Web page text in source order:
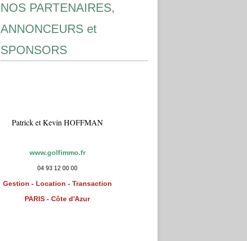
NOS PARTENAIRES,
ANNONCEURS et
SPONSORS
Patrick et Kevin HOFFMAN
www.golfimmo.fr
04 93 12 00 00
Gestion - Location - Transaction
PARIS - Côte d'Azur